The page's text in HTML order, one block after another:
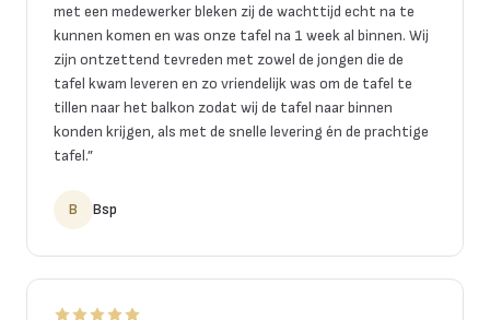
met een medewerker bleken zij de wachttijd echt na te
kunnen komen en was onze tafel na 1 week al binnen. Wij
zijn ontzettend tevreden met zowel de jongen die de
tafel kwam leveren en zo vriendelijk was om de tafel te
tillen naar het balkon zodat wij de tafel naar binnen
konden krijgen, als met de snelle levering én de prachtige
tafel.”
B Bsp